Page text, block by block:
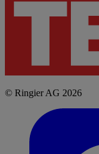
© Ringier AG 2026